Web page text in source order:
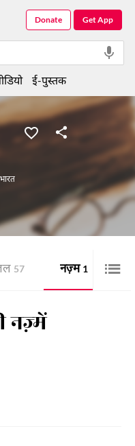
भारत
57 नज़्म 1
नज़्में
Get App
Donate
ई-पुस्तक